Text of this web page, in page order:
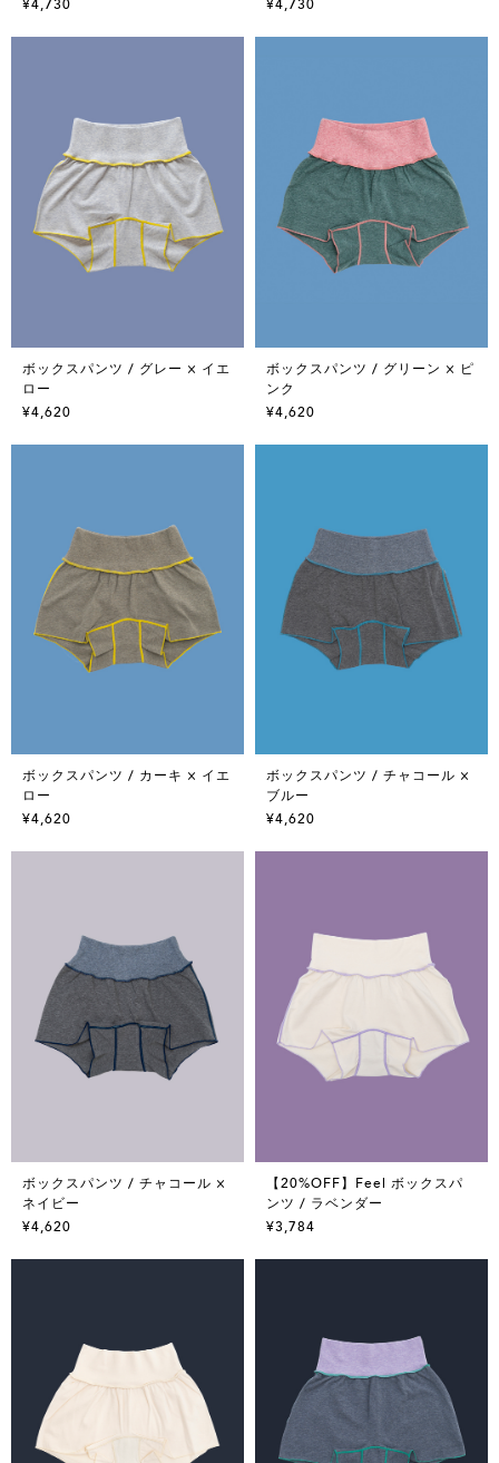
¥4,730 ¥4,730
ボックスパンツ / グレー × イエ
ロー
¥4,620
ボックスパンツ / グリーン × ピ
ンク
¥4,620
ボックスパンツ / カーキ × イエ
ロー
¥4,620
ボックスパンツ / チャコール ×
ブルー
¥4,620
ボックスパンツ / チャコール ×
ネイビー
¥4,620
【20%OFF】Feel ボックスパ
ンツ / ラベンダー
¥3,784